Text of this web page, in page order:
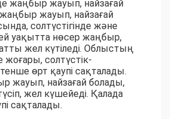
жаңбыр жауып, найзағай
жауып, найзағай
солтүстігінде және
уақытта нөсер жаңбыр,
жел күтіледі. Облыстың
жоғары, солтүстік-
өрт қаупі сақталады.
жауып, найзағай болады,
жел күшейеді. Қалада
сақталады.